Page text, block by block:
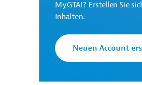
Tschechische Republik
Tiefbau, Infrastrukturbau
MyGTAI? Erstellen Sie
Inhalten.
Neuen Account